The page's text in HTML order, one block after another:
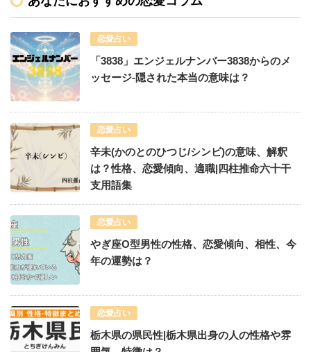
恋愛占い
「3838」エンジェルナンバー3838からのメ
ッセージ-隠された本当の意味は？
恋愛占い
辛未(かのとのひつじ/シンビ)の意味、解釈
は？性格、恋愛傾向、適職|四柱推命六十干
支用語集
恋愛占い
やぎ座O型男性の性格、恋愛傾向、相性、今
年の運勢は？
恋愛占い
栃木県の県民性|栃木県出身の人の性格や雰